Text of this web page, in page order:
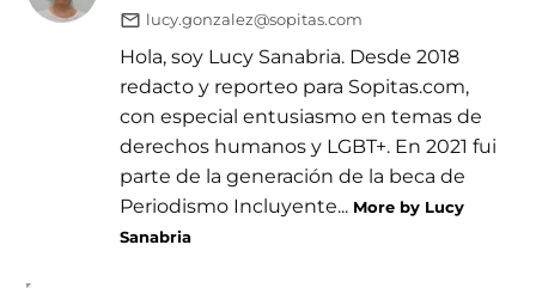
lucy.gonzalez@sopitas.com
Hola, soy Lucy Sanabria. Desde 2018
redacto y reporteo para Sopitas.com,
con especial entusiasmo en temas de
derechos humanos y LGBT+. En 2021 fui
parte de la generación de la beca de
Periodismo Incluyente... More by Lucy
Sanabria